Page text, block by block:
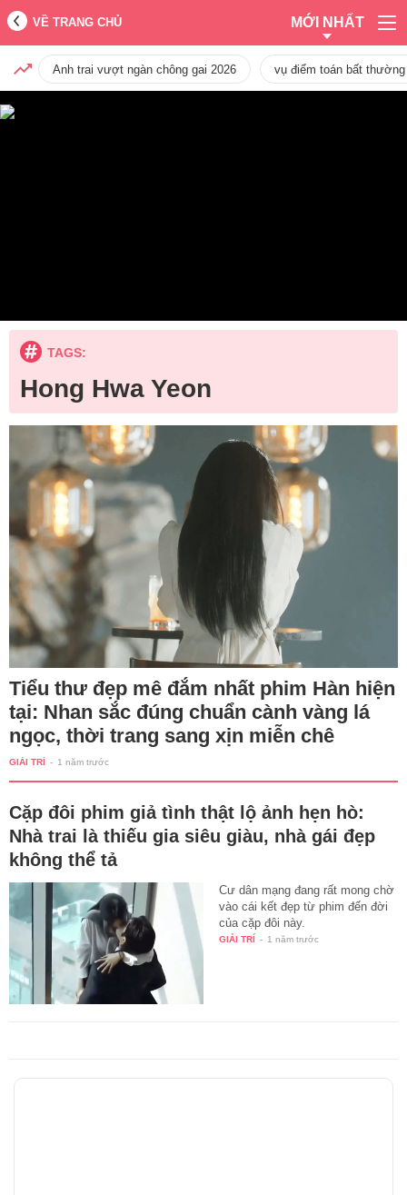
VỀ TRANG CHỦ MỚI NHẤT
Anh trai vượt ngàn chông gai 2026 vụ điểm toán bất
TAGS:
Hong Hwa Yeon
Tiểu thư đẹp mê đắm nhất phim Hàn hiện
tại: Nhan sắc đúng chuẩn cành vàng lá
ngọc, thời trang sang xịn miễn chê
GIẢI TRÍ - 1 năm trước
Cặp đôi phim giả tình thật lộ ảnh hẹn hò:
Nhà trai là thiếu gia siêu giàu, nhà gái đẹp
không thể tả
Cư dân mạng đang rất mong chờ
vào cái kết đẹp từ phim đến đời
của cặp đôi này.
GIẢI TRÍ - 1 năm trước